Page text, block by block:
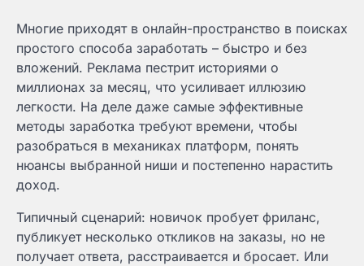
Многие приходят в онлайн-пространство в поисках
простого способа заработать – быстро и без
вложений. Реклама пестрит историями о
миллионах за месяц, что усиливает иллюзию
легкости. На деле даже самые эффективные
методы заработка требуют времени, чтобы
разобраться в механиках платформ, понять
нюансы выбранной ниши и постепенно нарастить
доход.
Типичный сценарий: новичок пробует фриланс,
публикует несколько откликов на заказы, но не
получает ответа, расстраивается и бросает. Или